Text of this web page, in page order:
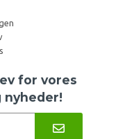
for vores
nyheder!